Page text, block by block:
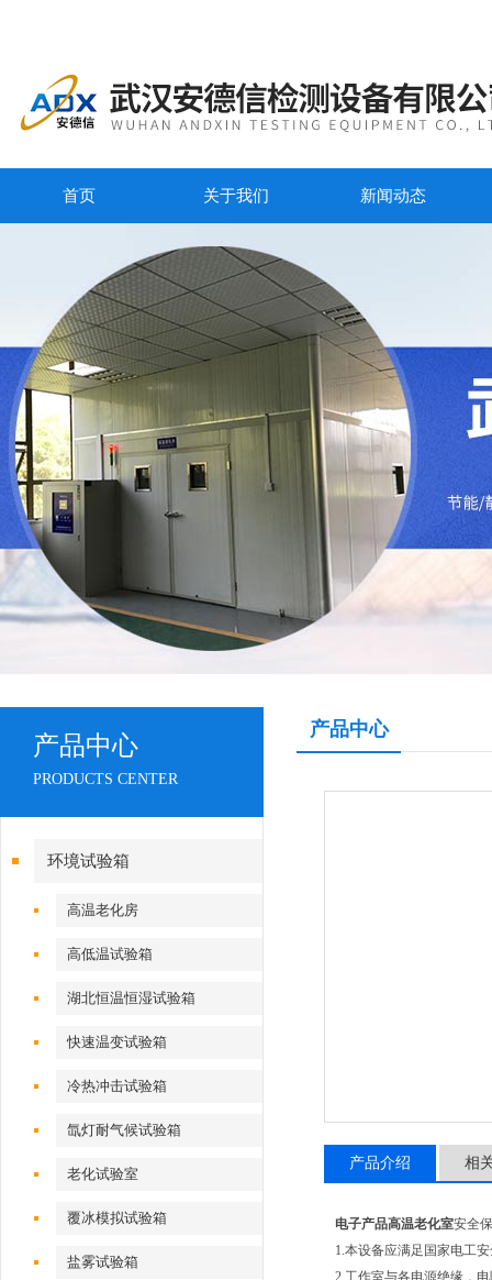
首页 关于我们 新闻动态
产品中心
PRODUCTS CENTER
环境试验箱
高温老化房
高低温试验箱
湖北恒温恒湿试验箱
快速温变试验箱
冷热冲击试验箱
氙灯耐气候试验箱
老化试验室
覆冰模拟试验箱
盐雾试验箱
产品中心
产品介绍 相
电子产品高温老化室安全
1.本设备应满足国家电工
2.工作室与各电源绝缘，